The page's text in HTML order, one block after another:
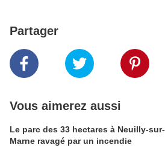
Partager
Vous aimerez aussi
Le parc des 33 hectares à Neuilly-sur-
Marne ravagé par un incendie